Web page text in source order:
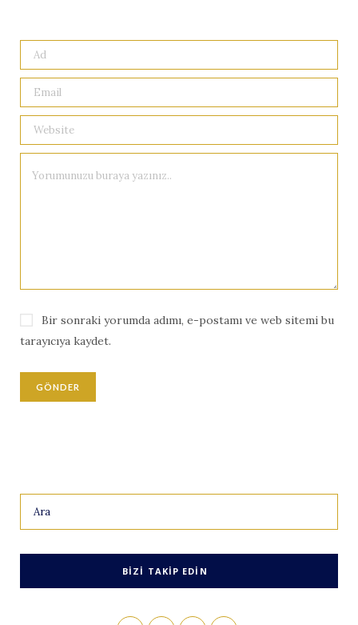
Bir sonraki yorumda adımı, e-postamı ve web sitemi bu
tarayıcıya kaydet.
BIZI TAKIP EDIN